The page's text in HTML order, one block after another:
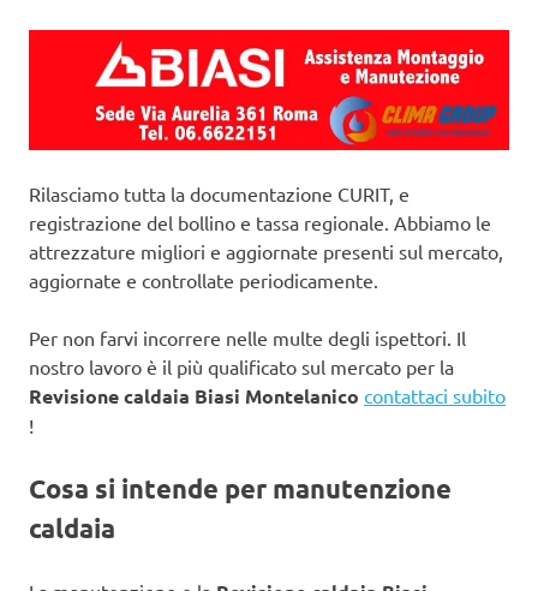
Rilasciamo tutta la documentazione CURIT, e
registrazione del bollino e tassa regionale. Abbiamo le
attrezzature migliori e aggiornate presenti sul mercato,
aggiornate e controllate periodicamente.
Per non farvi incorrere nelle multe degli ispettori. Il
nostro lavoro è il più qualificato sul mercato per la
Revisione caldaia Biasi Montelanico contattaci subito
!
Cosa si intende per manutenzione
caldaia